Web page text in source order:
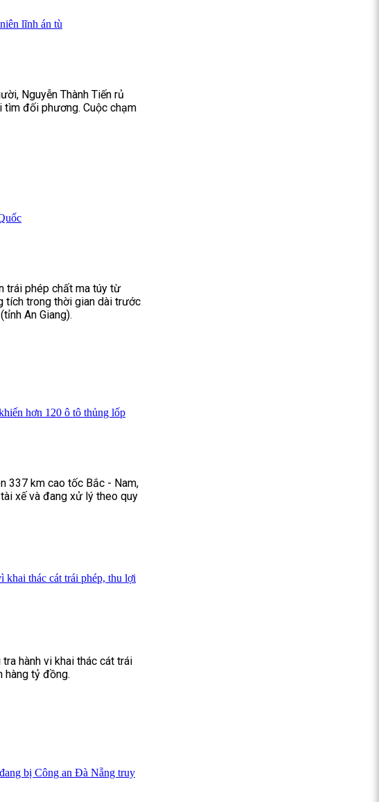
lĩnh án tù
Nguyễn Thành Tiến rủ
tìm đối phương. Cuộc chạm
trái phép chất ma túy từ
tích trong thời gian dài trước
An Giang).
hơn 120 ô tô thủng lốp
337 km cao tốc Bắc - Nam,
xế và đang xử lý theo quy
thác cát trái phép, thu lợi
hành vi khai thác cát trái
hàng tỷ đồng.
bị Công an Đà Nẵng truy